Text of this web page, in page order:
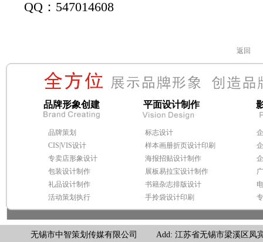
QQ：547014608
返回
品牌形象创建 平面设计制作
品牌策划
CIS|VIS设计
专卖店形象设计
包装设计制作
礼品设计制作
活动策划执行
标志设计
样本画册折页设计印刷
海报招贴设计制作
展板易拉宝设计制作
书籍杂志排版设计
手拎袋设计印刷
无锡市中智策划传媒有限公司 Add: 江苏省无锡市梁溪区凤